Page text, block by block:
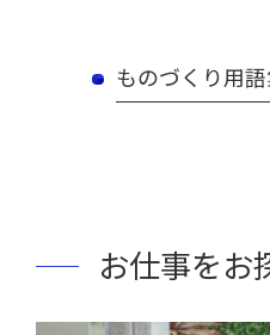
ものづくり用
お仕事をお